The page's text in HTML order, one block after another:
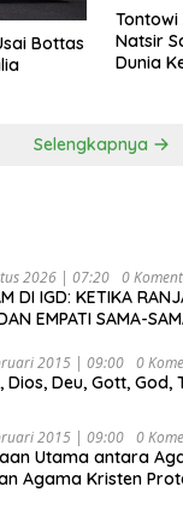
Bottas
Natsir
Dunia
Selengkapnya
2026 | 07:20 0
DI IGD: KETIKA
EMPATI SAMA-
2015 | 09:00 0
Dios, Deu, Gott, God,
2015 | 09:00 0
Utama antara
Agama Kristen